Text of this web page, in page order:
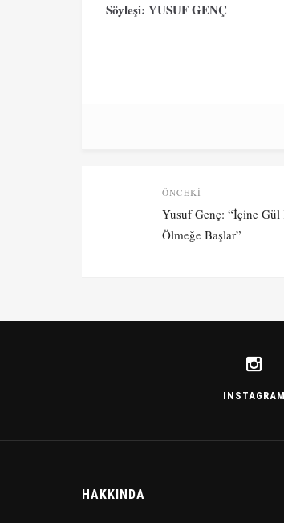
Söyleşi: YUSUF GENÇ
navigationÖNCEKI
Önceki
yazı:
Yusuf Genç: “İçine
Ölmeğe Başlar”
INSTAGRAM
HAKKINDA